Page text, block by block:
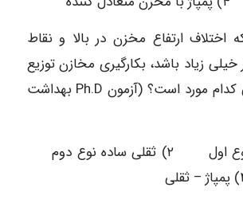
اختلاف ارتفاع مخزن در بالا و نقاط
زیاد باشد، بکارگیری مخازن توزیع
در شبکه آبرسانی کدام مورد است؟ (آزمون Ph.D بهداشت
1) ثقلی ساده نوع اول ۲) ثقلی ساده نوع دوم